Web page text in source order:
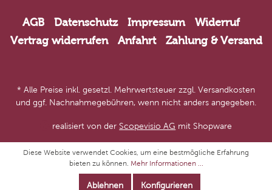
AGB Datenschutz Impressum
Widerruf
Vertrag widerrufen
Anfahrt Zahlung & Versand
* Alle Preise inkl. gesetzl. Mehrwertsteuer zzgl. Versandkosten
und ggf. Nachnahmegebühren, wenn nicht anders angegeben.
realisiert von der Scopevisio AG mit Shopware
Diese Website verwendet Cookies, um eine bestmögliche Erfahrung
bieten zu können. Mehr Informationen ...
Ablehnen Konfigurieren